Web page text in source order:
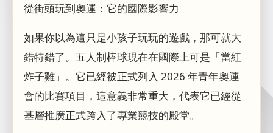
從街頭玩到奧運：它的國際影響力
如果你以為這只是小孩子玩玩的遊戲，那可就大
錯特錯了。五人制棒球現在在國際上可是「當紅
炸子雞」。它已經被正式列入 2026 年青年奧運
會的比賽項目，這意義非常重大，代表它已經從
基層推廣正式跨入了專業競技的殿堂。